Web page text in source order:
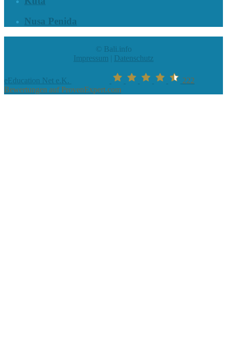
Nusa Penida
© Bali.info
Impressum | Datenschutz
eEducation Net e.K.
222
Bewertungen auf ProvenExpert.com